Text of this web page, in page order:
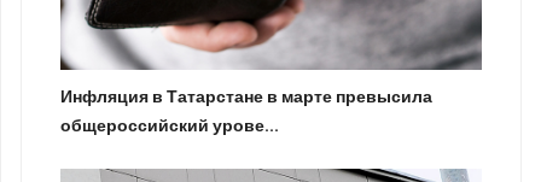
Инфляция в Татарстане в марте превысила
общероссийский урове...